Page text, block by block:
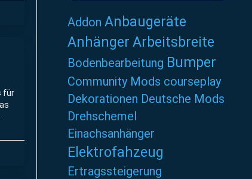
für
Addon Anbaugeräte
Anhänger Arbeitsbreite
Bodenbearbeitung Bumper
Community Mods courseplay
Dekorationen Deutsche Mods
Drehschemel
Einachsanhänger
Elektrofahzeug
Ertragssteigerung